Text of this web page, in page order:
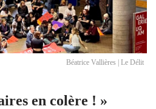
Béatrice Vallières | Le Délit
en colère ! »